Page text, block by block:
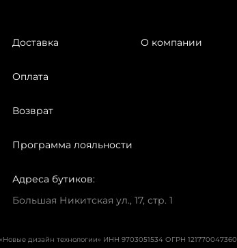
Доставка
Оплата
Возврат
Программа лояльности
О компании
Адреса бутиков:
Большая Никитская ул., 17, стр. 1
дизайн технологии» ИНН 9703051534 ОГРН